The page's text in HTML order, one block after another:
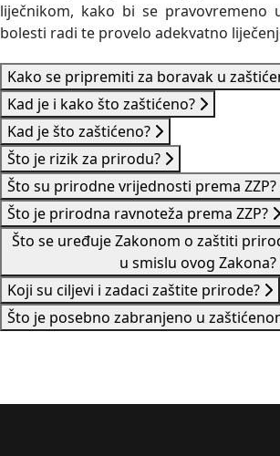
liječnikom, kako bi se pravovremeno
bolesti radi te provelo adekvatno
Kako se pripremiti za boravak u
Kad je i kako što zaštićeno?
Kad je što zaštićeno?
Što je rizik za prirodu?
Što su prirodne vrijednosti prema ZZP?
Što je prirodna ravnoteža prema ZZP?
Što se uređuje Zakonom o zaštiti
u smislu ovog Zakona?
Koji su ciljevi i zadaci zaštite prirode?
Što je posebno zabranjeno u